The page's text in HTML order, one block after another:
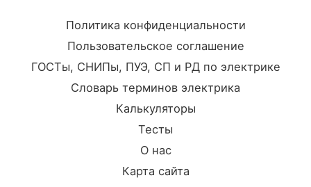
Политика конфиденциальности
Пользовательское соглашение
ГОСТы, СНИПы, ПУЭ, СП и РД по электрике
Словарь терминов электрика
Калькуляторы
Тесты
О нас
Карта сайта